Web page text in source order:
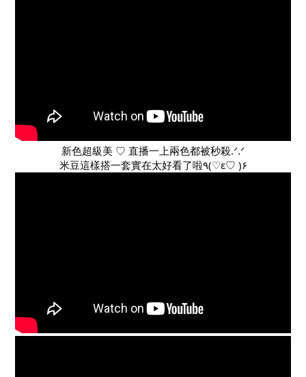
新色超級美 ♡ 直播一上兩色都被秒殺.ᐟ.ᐟ
米豆這樣搭一套實在太好看了啦٩(♡ε♡ )۶